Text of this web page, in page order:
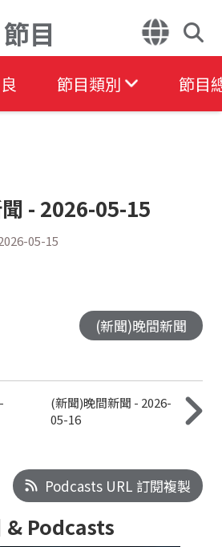
節目
節目類別 節目
- 2026-05-15
05-15
(新聞)晚間新聞
(新聞)晚間新聞 - 2026-
05-16
Podcasts URL 訂閱複製
& Podcasts